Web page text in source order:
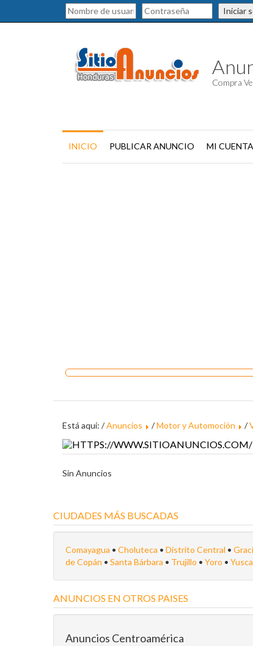
Iniciar
Compra
INICIO PUBLICAR ANUNCIO MI CUENTA
Está aquí: /Anuncios /Motor y Automoción /
Sin Anuncios
CIUDADES MÁS BUSCADAS
Comayagua • Choluteca • Distrito Central •
de Copán • Santa Bárbara • Trujillo • Yoro •
ANUNCIOS EN OTROS PAISES
Anuncios Centroamérica